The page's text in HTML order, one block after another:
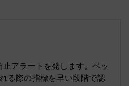
止アラートを発します。ベッ
る際の指標を早い段階で認